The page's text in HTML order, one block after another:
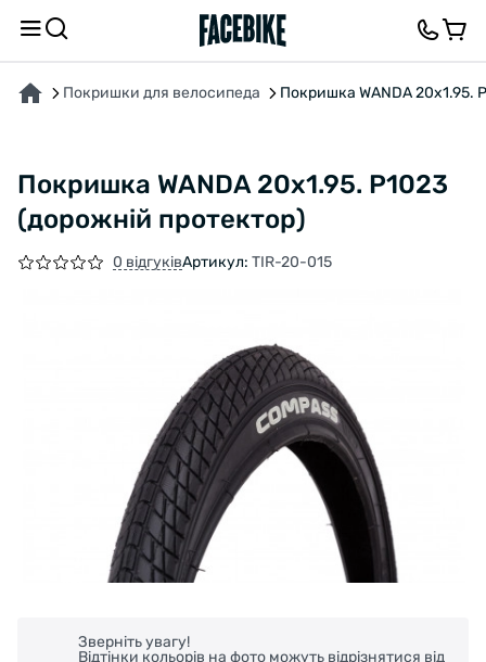
Покришки для велосипеда Покришка WANDA 20x1.95.
Покришка WANDA 20x1.95. P1023
(дорожній протектор)
0 відгуківАртикул: TIR-20-015
Зверніть увагу!
Відтінки кольорів на фото можуть відрізнятися від
ПРО ТОВАР ХАРАКТЕРИСТИКИОПИС ВІДГУКИ ТА ЗАПИТАННЯ